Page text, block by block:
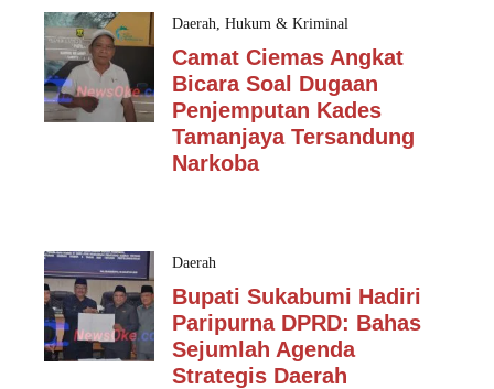
Daerah, Hukum & Kriminal
Camat Ciemas Angkat
Bicara Soal Dugaan
Penjemputan Kades
Tamanjaya Tersandung
Narkoba
Daerah
Bupati Sukabumi Hadiri
Paripurna DPRD: Bahas
Sejumlah Agenda
Strategis Daerah